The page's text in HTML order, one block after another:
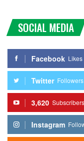
SOCIAL MEDIA
Facebook Likes
Twitter Followers
3,620 Subscribers
Instagram